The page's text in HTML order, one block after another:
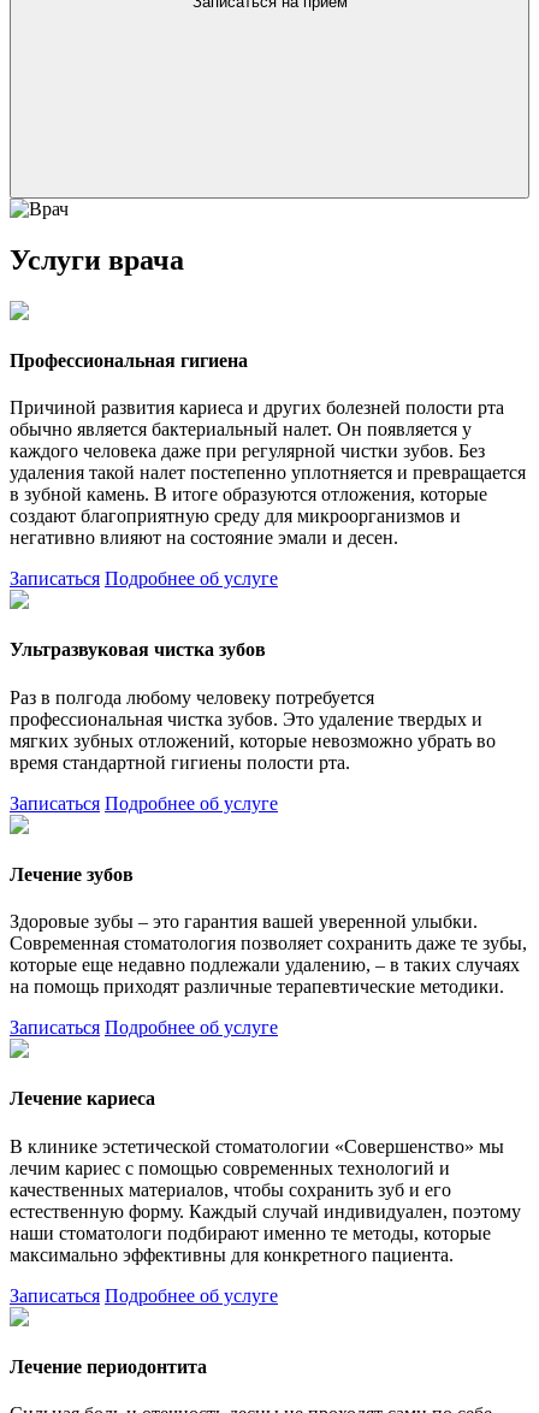
Услуги врача
Профессиональная гигиена
Причиной развития кариеса и других болезней полости рта
обычно является бактериальный налет. Он появляется у
каждого человека даже при регулярной чистки зубов. Без
удаления такой налет постепенно уплотняется и превращается
в зубной камень. В итоге образуются отложения, которые
создают благоприятную среду для микроорганизмов и
негативно влияют на состояние эмали и десен.
Записаться Подробнее об услуге
Ультразвуковая чистка зубов
Раз в полгода любому человеку потребуется
профессиональная чистка зубов. Это удаление твердых и
мягких зубных отложений, которые невозможно убрать во
время стандартной гигиены полости рта.
Записаться Подробнее об услуге
Лечение зубов
Здоровые зубы – это гарантия вашей уверенной улыбки.
Современная стоматология позволяет сохранить даже те зубы,
которые еще недавно подлежали удалению, – в таких случаях
на помощь приходят различные терапевтические методики.
Записаться Подробнее об услуге
Лечение кариеса
В клинике эстетической стоматологии «Совершенство» мы
лечим кариес с помощью современных технологий и
качественных материалов, чтобы сохранить зуб и его
естественную форму. Каждый случай индивидуален, поэтому
наши стоматологи подбирают именно те методы, которые
максимально эффективны для конкретного пациента.
Записаться Подробнее об услуге
Лечение периодонтита